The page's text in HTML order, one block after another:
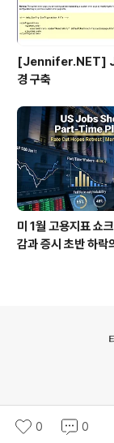
[Jennifer.NET]
경 구축
미 1월 고용지표 쇼
감과 증시 초반 하락
0 0